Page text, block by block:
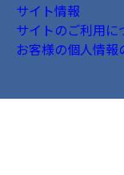
サイト情報
サイトのご利用に
お客様の個人情報